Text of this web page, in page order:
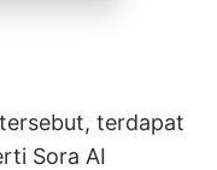
terdapat
Sora AI